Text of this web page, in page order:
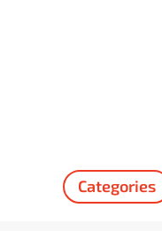
Categories